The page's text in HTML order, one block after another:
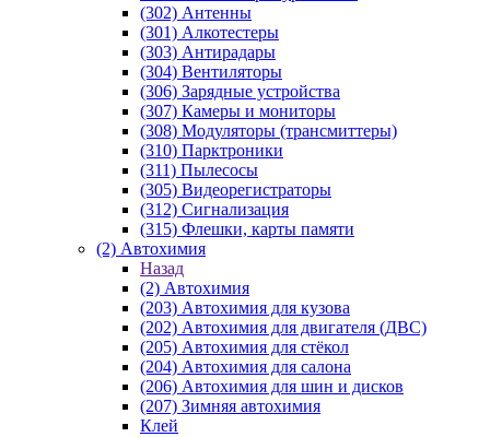
(302) Антенны
(301) Алкотестеры
(303) Антирадары
(304) Вентиляторы
(306) Зарядные устройства
(307) Камеры и мониторы
(308) Модуляторы (трансмиттеры)
(310) Парктроники
(311) Пылесосы
(305) Видеорегистраторы
(312) Сигнализация
(315) Флешки, карты памяти
(2) Автохимия
Назад
(2) Автохимия
(203) Автохимия для кузова
(202) Автохимия для двигателя (ДВС)
(205) Автохимия для стёкол
(204) Автохимия для салона
(206) Автохимия для шин и дисков
(207) Зимняя автохимия
Клей